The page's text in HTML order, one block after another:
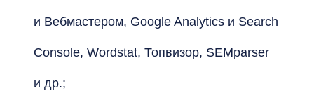
и Вебмастером, Google Analytics и Search
Console, Wordstat, Топвизор, SEMparser
и др.;